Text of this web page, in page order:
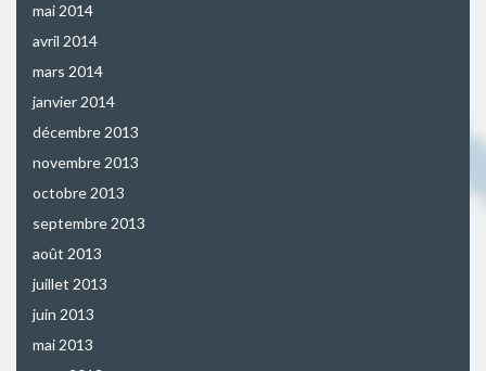
mai 2014
avril 2014
mars 2014
janvier 2014
décembre 2013
novembre 2013
octobre 2013
septembre 2013
août 2013
juillet 2013
juin 2013
mai 2013